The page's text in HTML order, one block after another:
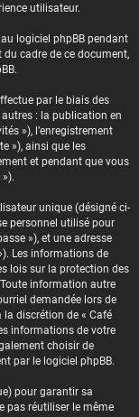
utilisateur.
logiciel phpBB pendant
du cadre de ce document,
par le biais des
: la publication en
»), l’enregistrement
»), ainsi que les
et pendant que vous
unique (désigné ci-
personnel utilisé pour
»), et une adresse
Les informations de
lois sur la protection des
information autre
demandée lors de
la discrétion de « Café
informations de votre
choisir de
par le logiciel phpBB.
pour garantir sa
pas réutiliser le même